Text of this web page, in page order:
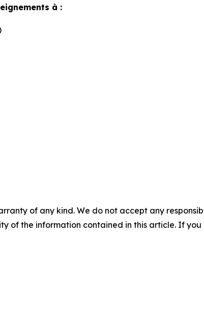
à :
of any kind. We do not accept any
of the information contained in this article. If